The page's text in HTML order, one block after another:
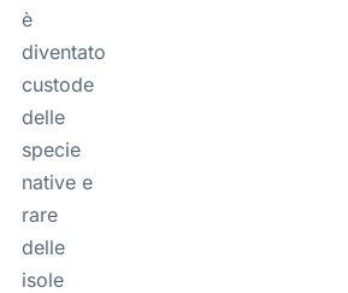
è
diventato
custode
delle
specie
native e
rare
delle
isole